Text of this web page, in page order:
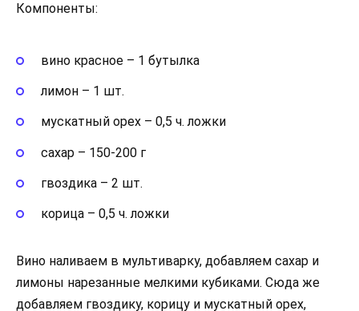
Компоненты:
вино красное – 1 бутылка
лимон – 1 шт.
мускатный орех – 0,5 ч. ложки
сахар – 150-200 г
гвоздика – 2 шт.
корица – 0,5 ч. ложки
Вино наливаем в мультиварку, добавляем сахар и
лимоны нарезанные мелкими кубиками. Сюда же
добавляем гвоздику, корицу и мускатный орех,